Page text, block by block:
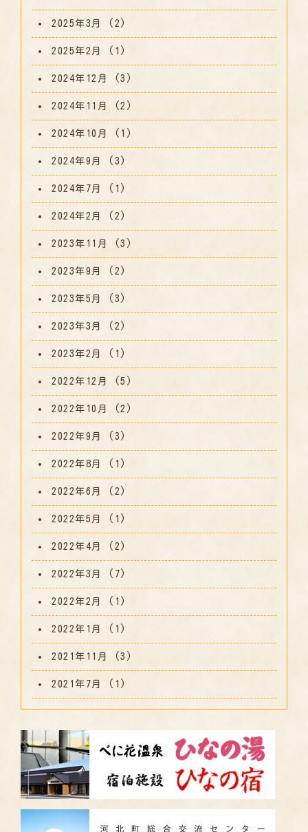
2025年3月 (2)
2025年2月 (1)
2024年12月 (3)
2024年11月 (2)
2024年10月 (1)
2024年9月 (3)
2024年7月 (1)
2024年2月 (2)
2023年11月 (3)
2023年9月 (2)
2023年5月 (3)
2023年3月 (2)
2023年2月 (1)
2022年12月 (5)
2022年10月 (2)
2022年9月 (3)
2022年8月 (1)
2022年6月 (2)
2022年5月 (1)
2022年4月 (2)
2022年3月 (7)
2022年2月 (1)
2022年1月 (1)
2021年11月 (3)
2021年7月 (1)